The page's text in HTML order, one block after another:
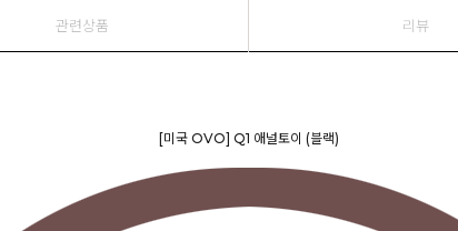
관련상품 리뷰
[미국 OVO] Q1 애널토이 (블랙)